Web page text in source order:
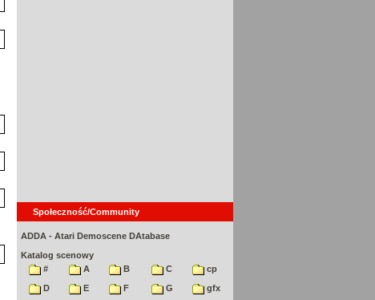
Społeczność/Community
ADDA - Atari Demoscene DAtabase
Katalog scenowy
#
A B C
cp
D
E F G
gfx